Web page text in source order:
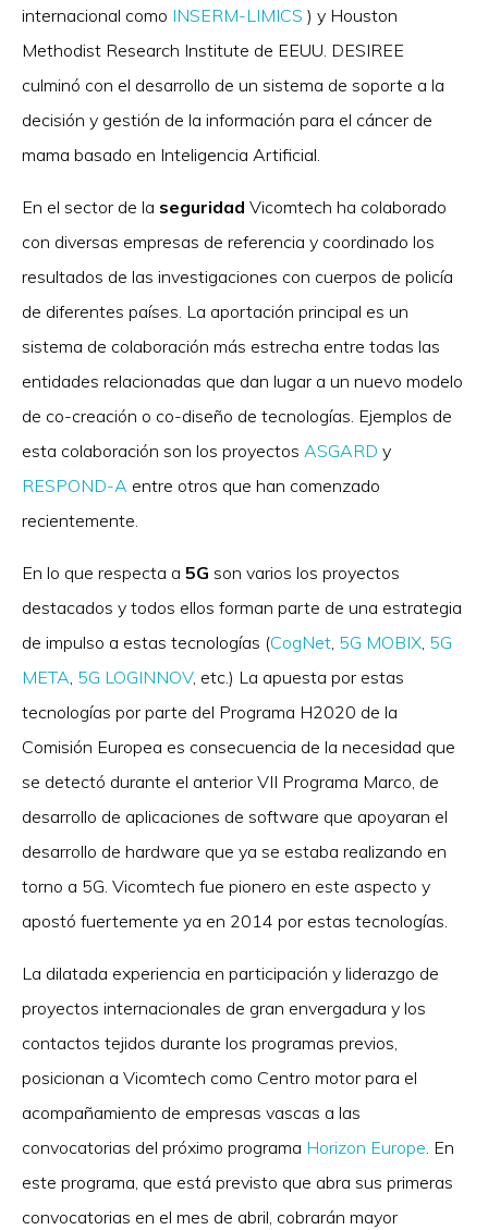
internacional como INSERM-LIMICS ) y Houston
Methodist Research Institute de EEUU. DESIREE
culminó con el desarrollo de un sistema de soporte a la
decisión y gestión de la información para el cáncer de
mama basado en Inteligencia Artificial.
En el sector de la seguridad Vicomtech ha colaborado
con diversas empresas de referencia y coordinado los
resultados de las investigaciones con cuerpos de policía
de diferentes países. La aportación principal es un
sistema de colaboración más estrecha entre todas las
entidades relacionadas que dan lugar a un nuevo modelo
de co-creación o co-diseño de tecnologías. Ejemplos de
esta colaboración son los proyectos ASGARD y
RESPOND-A entre otros que han comenzado
recientemente.
En lo que respecta a 5G son varios los proyectos
destacados y todos ellos forman parte de una estrategia
de impulso a estas tecnologías (CogNet, 5G MOBIX, 5G
META, 5G LOGINNOV, etc.) La apuesta por estas
tecnologías por parte del Programa H2020 de la
Comisión Europea es consecuencia de la necesidad que
se detectó durante el anterior VII Programa Marco, de
desarrollo de aplicaciones de software que apoyaran el
desarrollo de hardware que ya se estaba realizando en
torno a 5G. Vicomtech fue pionero en este aspecto y
apostó fuertemente ya en 2014 por estas tecnologías.
La dilatada experiencia en participación y liderazgo de
proyectos internacionales de gran envergadura y los
contactos tejidos durante los programas previos,
posicionan a Vicomtech como Centro motor para el
acompañamiento de empresas vascas a las
convocatorias del próximo programa Horizon Europe. En
este programa, que está previsto que abra sus primeras
convocatorias en el mes de abril, cobrarán mayor